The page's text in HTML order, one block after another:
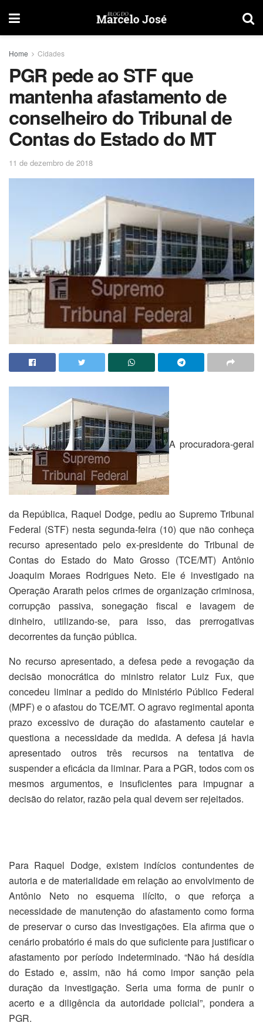
Home Cidades
PGR pede ao STF que
mantenha afastamento de
conselheiro do Tribunal de
Contas do Estado do MT
11 de dezembro de 2018
A procuradora-geral
da República, Raquel Dodge, pediu ao Supremo Tribunal
Federal (STF) nesta segunda-feira (10) que não conheça
recurso apresentado pelo ex-presidente do Tribunal de
Contas do Estado do Mato Grosso (TCE/MT) Antônio
Joaquim Moraes Rodrigues Neto. Ele é investigado na
Operação Ararath pelos crimes de organização criminosa,
corrupção passiva, sonegação fiscal e lavagem de
dinheiro, utilizando-se, para isso, das prerrogativas
decorrentes da função pública.
No recurso apresentado, a defesa pede a revogação da
decisão monocrática do ministro relator Luiz Fux, que
concedeu liminar a pedido do Ministério Público Federal
(MPF) e o afastou do TCE/MT. O agravo regimental aponta
prazo excessivo de duração do afastamento cautelar e
questiona a necessidade da medida. A defesa já havia
apresentado outros três recursos na tentativa de
suspender a eficácia da liminar. Para a PGR, todos com os
mesmos argumentos, e insuficientes para impugnar a
decisão do relator, razão pela qual devem ser rejeitados.
Para Raquel Dodge, existem indícios contundentes de
autoria e de materialidade em relação ao envolvimento de
Antônio Neto no esquema ilícito, o que reforça a
necessidade de manutenção do afastamento como forma
de preservar o curso das investigações. Ela afirma que o
cenário probatório é mais do que suficiente para justificar o
afastamento por período indeterminado. “Não há desídia
do Estado e, assim, não há como impor sanção pela
duração da investigação. Seria uma forma de punir o
acerto e a diligência da autoridade policial”, pondera a
PGR.